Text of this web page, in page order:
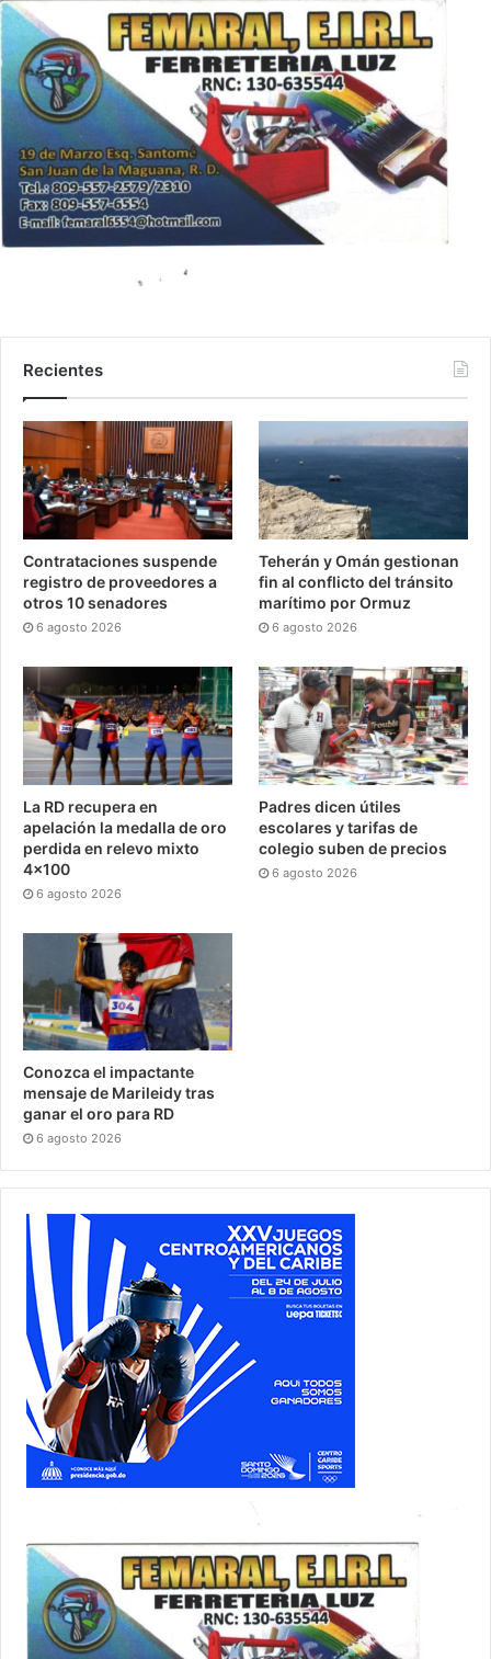
Recientes
Contrataciones suspende
registro de proveedores a
otros 10 senadores
6 agosto 2026
Teherán y Omán gestionan
fin al conflicto del tránsito
marítimo por Ormuz
6 agosto 2026
La RD recupera en
apelación la medalla de oro
perdida en relevo mixto
4×100
6 agosto 2026
Padres dicen útiles
escolares y tarifas de
colegio suben de precios
6 agosto 2026
Conozca el impactante
mensaje de Marileidy tras
ganar el oro para RD
6 agosto 2026